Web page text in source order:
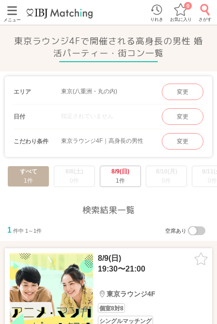
メニュー りれき お気に入り
0
さがす
東京ラウンジ4Fで開催される高身長の男性 婚
活パーティー・街コン一覧
エリア 東京(八重洲・丸の内) 変更
日付 指定されていません 変更
こだわり条件 東京ラウンジ4F｜高身長の男性 変更
すべて
1件
8/8(土)
0件
8/9(日)
1件
8/10(月)
0件
8/11(
0件
検索結果一覧
1 件中 1～1件 空席あり
8/9(日)
19:30〜21:00
東京ラウンジ4F
個室8対8
シングルマッチング